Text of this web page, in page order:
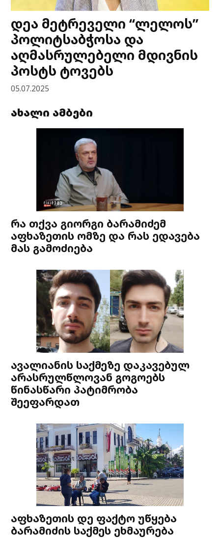
დეა მეტრეველი “ლელოს”
პოლიტსაბჭოსა და
აღმასრულებელი მდივნის
პოსტს ტოვებს
05.07.2025
ახალი ამბები
რა თქვა გიორგი ბარამიძემ
აფხაზეთის ომზე და რას ედავება
მას გამოძიება
ავალიანის საქმეზე დაკავებულ
არასრულწლოვან გოგოებს
წინასწარი პატიმრობა
შეეფარდათ
აფხაზეთის დე ფაქტო უწყება
ბარამიძის საქმეს ეხმაურება